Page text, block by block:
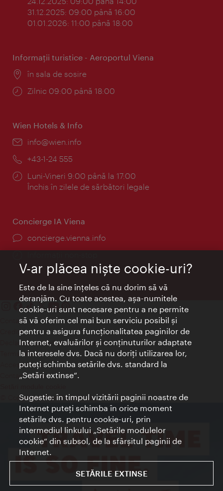
31.12.2025: 09:00 până 16:00
01.01.2026: 11:00 până 18:00
Informaţii turistice - Aeroportul Viena
Locul:
în sala de sosire
Program:
Zilnic 09:00 până 18:00
Wien Hotels & Info
E-
info@wien.info
Telefon:
+43-1-24 555
Program:
Luni-Vineri 9:00 până la 17:00
Închis în zilele de sărbători legale
Concierge IA Viena
concierge.vienna.info
Contact
Credits
Declaraţie privind protecţia datelor
Terms of Use
Accesibilitate
Contact presa
© Copyright Wien Tourismus
V-ar plăcea nişte cookie-uri?
Este de la sine înţeles că nu dorim să vă
deranjăm. Cu toate acestea, aşa-numitele
cookie-uri sunt necesare pentru a ne permite
să vă oferim cel mai bun serviciu posibil şi
pentru a asigura funcţionalitatea paginilor de
Internet, evaluărilor şi conţinuturilor adaptate
la interesele dvs. Dacă nu doriţi utilizarea lor,
puteţi schimba setările dvs. standard la
„Setări extinse“.
Sugestie: în timpul vizitării paginii noastre de
Internet puteţi schimba în orice moment
setările dvs. pentru cookie-uri, prin
intermediul linkului „Setările modulelor
cookie“ din subsol, de la sfârşitul paginii de
Internet.
SETĂRILE EXTINSE